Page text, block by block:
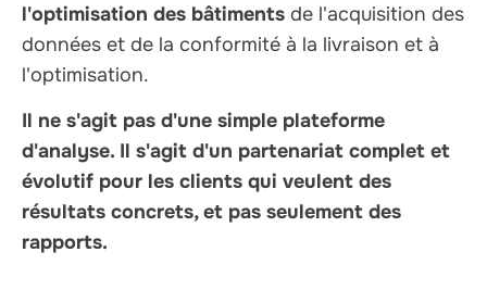
l'optimisation des bâtiments de l'acquisition des
données et de la conformité à la livraison et à
l'optimisation.
Il ne s'agit pas d'une simple plateforme
d'analyse. Il s'agit d'un partenariat complet et
évolutif pour les clients qui veulent des
résultats concrets, et pas seulement des
rapports.